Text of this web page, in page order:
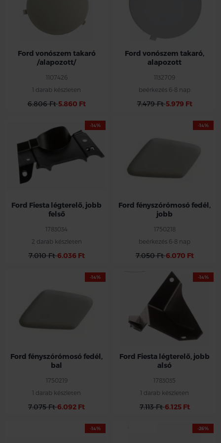
Ford vonószem takaró
/alapozott/
1107426
1 darab készleten
6.806 Ft5.860 Ft
Ford vonószem takaró,
alapozott
1132709
beérkezés 6-8 nap
7.479 Ft5.979 Ft
-14%
Ford Fiesta légterelő, jobb
felső
1783034
2 darab készleten
7.010 Ft6.036 Ft
-14%
Ford fényszórómosó fedél,
jobb
1750218
beérkezés 6-8 nap
7.050 Ft6.070 Ft
-14%
Ford fényszórómosó fedél,
bal
1750219
1 darab készleten
7.075 Ft6.092 Ft
-14%
Ford Fiesta légterelő, jobb
alsó
1783035
1 darab készleten
7.113 Ft6.125 Ft
-14% -26%